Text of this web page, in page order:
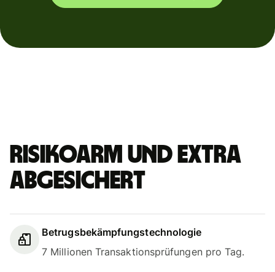
Risikoarm und extra
abgesichert
Betrugsbekämpfungstechnologie
7 Millionen Transaktionsprüfungen pro Tag.